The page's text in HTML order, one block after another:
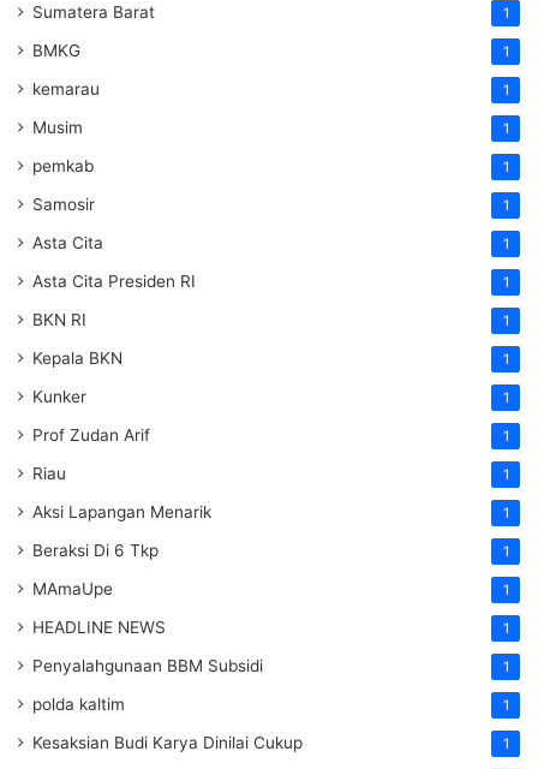
Sumatera Barat 1
BMKG 1
kemarau 1
Musim 1
pemkab 1
Samosir 1
Asta Cita 1
Asta Cita Presiden RI 1
BKN RI 1
Kepala BKN 1
Kunker 1
Prof Zudan Arif 1
Riau 1
Aksi Lapangan Menarik 1
Beraksi Di 6 Tkp 1
MAmaUpe 1
HEADLINE NEWS 1
Penyalahgunaan BBM Subsidi 1
polda kaltim 1
Kesaksian Budi Karya Dinilai Cukup 1